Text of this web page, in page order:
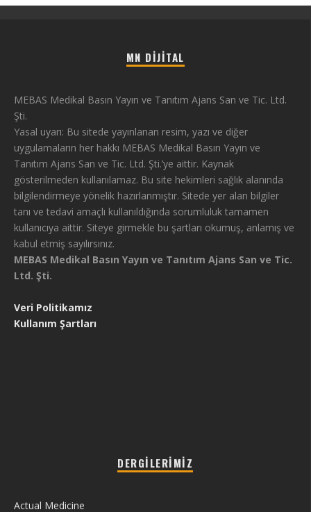
MN DIJITAL
MEBAS Medikal Basın Yayın ve Tanıtım Ajans San ve Tic. Ltd.
Şti.
Yasal uyarı: Bu sitede yayınlanan resim, yazı ve diğer
uygulamaların her hakkı MEBAS Medikal Basın Yayın ve
Tanıtım Ajans San ve Tic. Ltd. Şti.’ye aittir. Kaynak
gösterilmeden kullanılamaz. Bu site hekimleri sağlık alanında
bilgilendirmeye yönelik hazırlanmıştır. Sitede yer alan bilgiler
tanı ve tedavi amaçlı kullanıldığında sorumluluk tamamen
kullanıcıya aittir. Siteye girmekle bu şartları okumuş, anlamış ve
kabul etmiş sayılırsınız.
MEBAS Medikal Basın Yayın ve Tanıtım Ajans San ve Tic.
Ltd. Şti.
Veri Politikamız
Kullanım Şartları
DERGILERIMIZ
Actual Medicine